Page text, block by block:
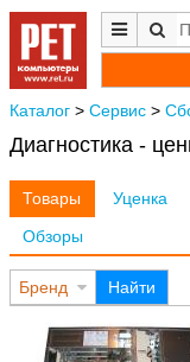
Каталог > Сервис >
Диагностика -
Товары Уценка
Обзоры
Бренд Найти